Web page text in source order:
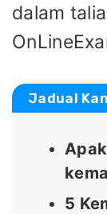
dalam
Jadual
5